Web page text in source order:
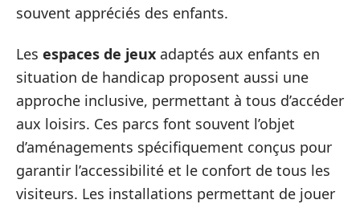
souvent appréciés des enfants.
Les espaces de jeux adaptés aux enfants en
situation de handicap proposent aussi une
approche inclusive, permettant à tous d’accéder
aux loisirs. Ces parcs font souvent l’objet
d’aménagements spécifiquement conçus pour
garantir l’accessibilité et le confort de tous les
visiteurs. Les installations permettant de jouer